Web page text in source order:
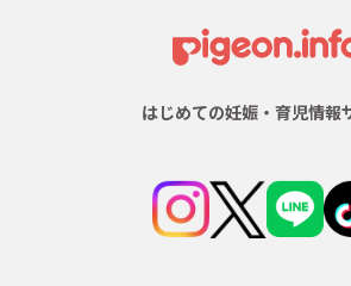
はじめての妊娠・育児情報